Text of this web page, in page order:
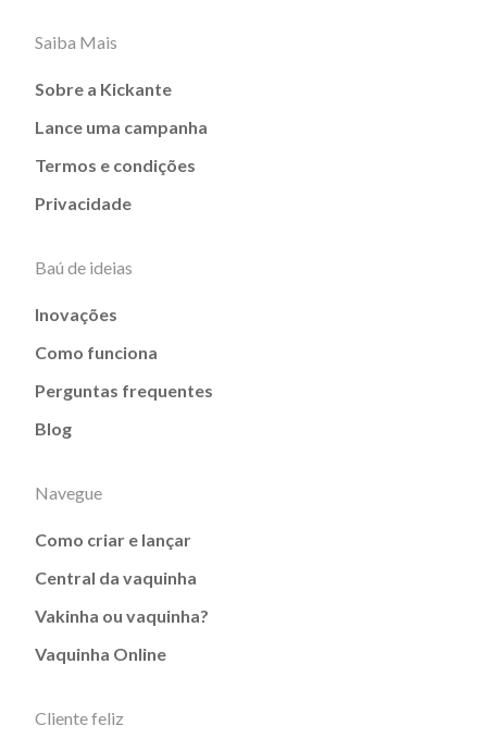
Saiba Mais
Sobre a Kickante
Lance uma campanha
Termos e condições
Privacidade
Baú de ideias
Inovações
Como funciona
Perguntas frequentes
Blog
Navegue
Como criar e lançar
Central da vaquinha
Vakinha ou vaquinha?
Vaquinha Online
Cliente feliz